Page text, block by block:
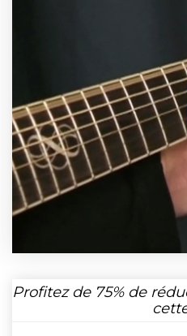
Profitez de 75%de